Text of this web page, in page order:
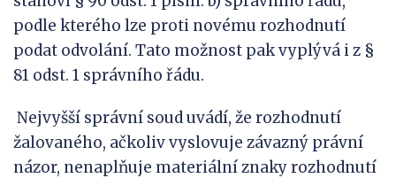
podle kterého lze proti novému rozhodnutí
podat odvolání. Tato možnost pak vyplývá i z §
81 odst. 1 správního řádu.
Nejvyšší správní soud uvádí, že rozhodnutí
žalovaného, ačkoliv vyslovuje závazný právní
názor, nenaplňuje materiální znaky rozhodnutí